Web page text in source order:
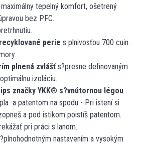
tepelný komfort, ošetrený
bez PFC.
perie s plnivosťou 700 cuin.
plnená zvlášťs?presne definovaným
izoláciu.
značky YKK® s?vnútornou légou
a patentom na spodu - Pri istení si
a pod istikom poistíš patentom.
pri práci s lanom.
nastavením a vysokým